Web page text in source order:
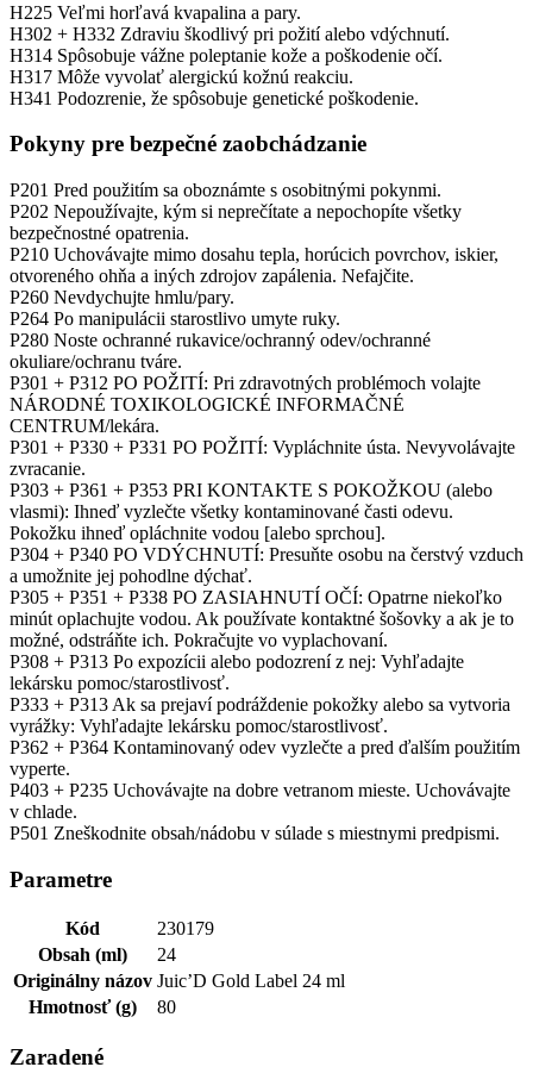
H225 Veľmi horľavá kvapalina a pary.
H302 + H332 Zdraviu škodlivý pri požití alebo vdýchnutí.
H314 Spôsobuje vážne poleptanie kože a poškodenie očí.
H317 Môže vyvolať alergickú kožnú reakciu.
H341 Podozrenie, že spôsobuje genetické poškodenie.
Pokyny pre bezpečné zaobchádzanie
P201 Pred použitím sa oboznámte s osobitnými pokynmi.
P202 Nepoužívajte, kým si neprečítate a nepochopíte všetky
bezpečnostné opatrenia.
P210 Uchovávajte mimo dosahu tepla, horúcich povrchov, iskier,
otvoreného ohňa a iných zdrojov zapálenia. Nefajčite.
P260 Nevdychujte hmlu/pary.
P264 Po manipulácii starostlivo umyte ruky.
P280 Noste ochranné rukavice/ochranný odev/ochranné
okuliare/ochranu tváre.
P301 + P312 PO POŽITÍ: Pri zdravotných problémoch volajte
NÁRODNÉ TOXIKOLOGICKÉ INFORMAČNÉ
CENTRUM/lekára.
P301 + P330 + P331 PO POŽITÍ: Vypláchnite ústa. Nevyvolávajte
zvracanie.
P303 + P361 + P353 PRI KONTAKTE S POKOŽKOU (alebo
vlasmi): Ihneď vyzlečte všetky kontaminované časti odevu.
Pokožku ihneď opláchnite vodou [alebo sprchou].
P304 + P340 PO VDÝCHNUTÍ: Presuňte osobu na čerstvý vzduch
a umožnite jej pohodlne dýchať.
P305 + P351 + P338 PO ZASIAHNUTÍ OČÍ: Opatrne niekoľko
minút oplachujte vodou. Ak používate kontaktné šošovky a ak je to
možné, odstráňte ich. Pokračujte vo vyplachovaní.
P308 + P313 Po expozícii alebo podozrení z nej: Vyhľadajte
lekársku pomoc/starostlivosť.
P333 + P313 Ak sa prejaví podráždenie pokožky alebo sa vytvoria
vyrážky: Vyhľadajte lekársku pomoc/starostlivosť.
P362 + P364 Kontaminovaný odev vyzlečte a pred ďalším použitím
vyperte.
P403 + P235 Uchovávajte na dobre vetranom mieste. Uchovávajte
v chlade.
P501 Zneškodnite obsah/nádobu v súlade s miestnymi predpismi.
Parametre
Kód
230179
Obsah (ml)
24
Originálny názov Juic’D Gold Label 24 ml
Hmotnosť (g)
80
Zaradené